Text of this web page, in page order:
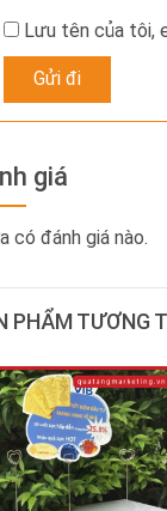
Lưu tên của tôi,
giá
có đánh giá nào.
PHẨM TƯƠNG